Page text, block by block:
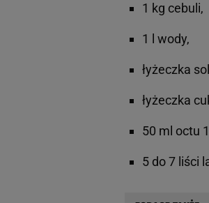
1 kg cebuli,
1 l wody,
łyżeczka
łyżeczka
50 ml octu
5 do 7 liści